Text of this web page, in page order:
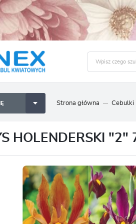
BULWY
WARZYW
OZDOBNYCH
WARZYW
Strona główna Cebulki
HOLENDERSKI "2"